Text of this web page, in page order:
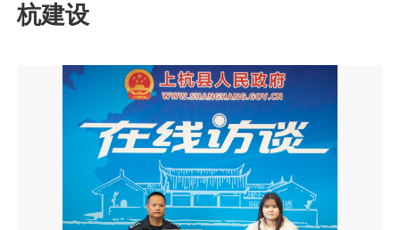
杭建设